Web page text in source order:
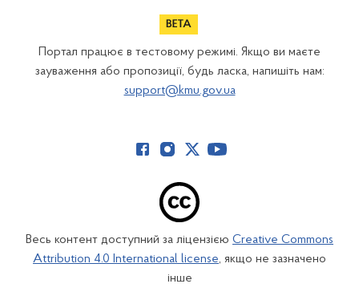
Портал працює в тестовому режимі. Якщо ви маєте
зауваження або пропозиції, будь ласка, напишіть нам:
support@kmu.gov.ua
Весь контент доступний за ліцензією Creative Commons
Attribution 4.0 International license, якщо не зазначено
інше